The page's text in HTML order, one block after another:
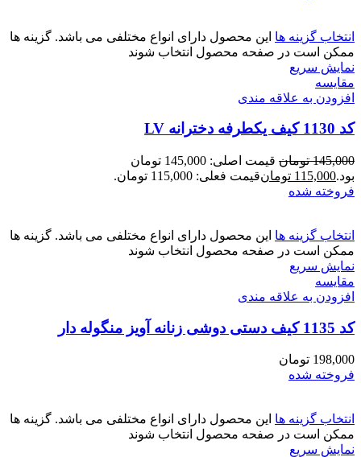
انتخاب گزینه ها این محصول دارای انواع مختلفی می باشد. گزینه ها
ممکن است در صفحه محصول انتخاب شوند
نمایش سریع
مقايسه
افزودن به علاقه مندی
کد 1130 کیف یکطرفه دخترانه LV
145,000 تومان
قیمت اصلی: 145,000 تومان
بود.115,000 تومانقیمت فعلی: 115,000 تومان.
فروخته شده
انتخاب گزینه ها این محصول دارای انواع مختلفی می باشد. گزینه ها
ممکن است در صفحه محصول انتخاب شوند
نمایش سریع
مقايسه
افزودن به علاقه مندی
کد 1135 کیف دستی دوشی زنانه آویز منگوله دار
198,000 تومان
فروخته شده
انتخاب گزینه ها این محصول دارای انواع مختلفی می باشد. گزینه ها
ممکن است در صفحه محصول انتخاب شوند
نمایش سریع